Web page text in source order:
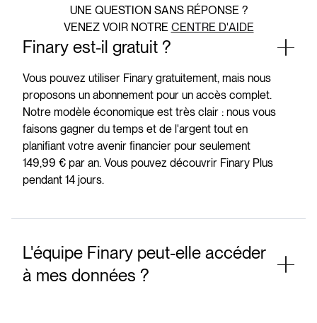
UNE QUESTION SANS RÉPONSE ?
VENEZ VOIR NOTRE CENTRE D'AIDE
Finary est-il gratuit ?
Vous pouvez utiliser Finary gratuitement, mais nous
proposons un abonnement pour un accès complet.
Notre modèle économique est très clair : nous vous
faisons gagner du temps et de l'argent tout en
planifiant votre avenir financier pour seulement
149,99 € par an. Vous pouvez découvrir Finary Plus
pendant 14 jours.
L'équipe Finary peut-elle accéder
à mes données ?